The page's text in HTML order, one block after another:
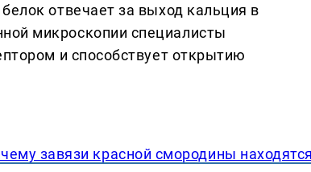
отвечает за выход кальция в
микроскопии специалисты
и способствует открытию
завязи красной смородины